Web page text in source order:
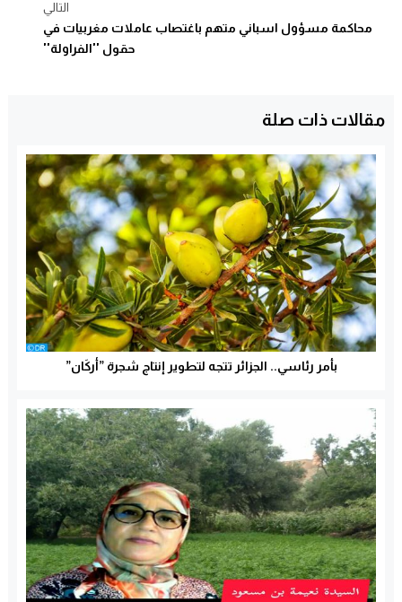
التالي
محاكمة مسؤول اسباني متهم باغتصاب عاملات مغربيات في
حقول ''الفراولة''
مقالات ذات صلة
بأمر رئاسي.. الجزائر تتجه لتطوير إنتاج شجرة ”أركَان”